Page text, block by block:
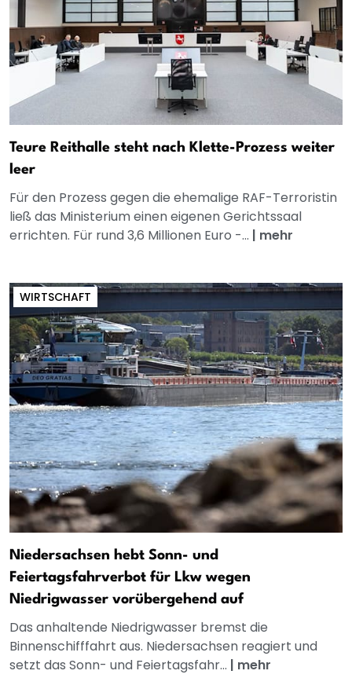
Teure Reithalle steht nach Klette-Prozess weiter
leer
Für den Prozess gegen die ehemalige RAF-Terroristin
ließ das Ministerium einen eigenen Gerichtssaal
errichten. Für rund 3,6 Millionen Euro -... | mehr
WIRTSCHAFT
Niedersachsen hebt Sonn- und
Feiertagsfahrverbot für Lkw wegen
Niedrigwasser vorübergehend auf
Das anhaltende Niedrigwasser bremst die
Binnenschifffahrt aus. Niedersachsen reagiert und
setzt das Sonn- und Feiertagsfahr... | mehr